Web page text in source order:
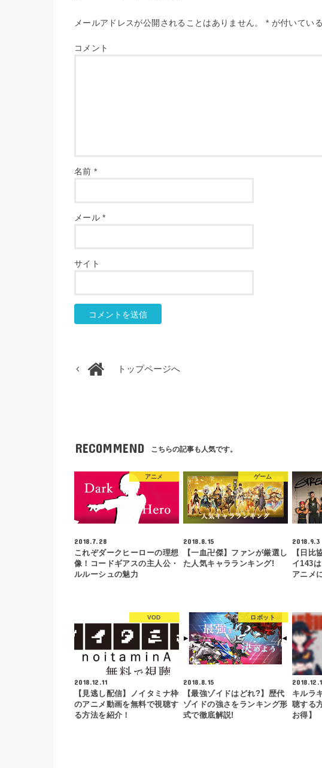
メールアドレスが公開されることはありません。 * が付いてい
コメント
名前*
メール*
サイト
トップページへ
RECOMMEND こちらの記事も人気です。
アニメ
2018.7.28
これぞダークヒーローの理想
像！コードギアスの主人公・
ルルーシュの魅力
ゲーム
2018.8.15
【一血卍傑】ファンが厳選し
た人気キャラランキング!
2018.9.3
【日比
イ143
アニメ
VOD
2018.12.11
【見逃し配信】ノイタミナ枠
のアニメ動画を無料で視聴す
る方法を紹介！
ロボット
2018.8.15
【最強ゾイドはどれ?】歴代
ゾイドの強さをランキング形
式で徹底解説!
キルラ
聴する
お得】